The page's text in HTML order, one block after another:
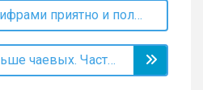
Работать с цифрами приятно и полезно!
Как получать больше чаевых. Часть 1